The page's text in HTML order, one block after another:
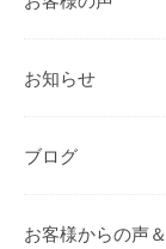
お知らせ
ブログ
お客様からの声